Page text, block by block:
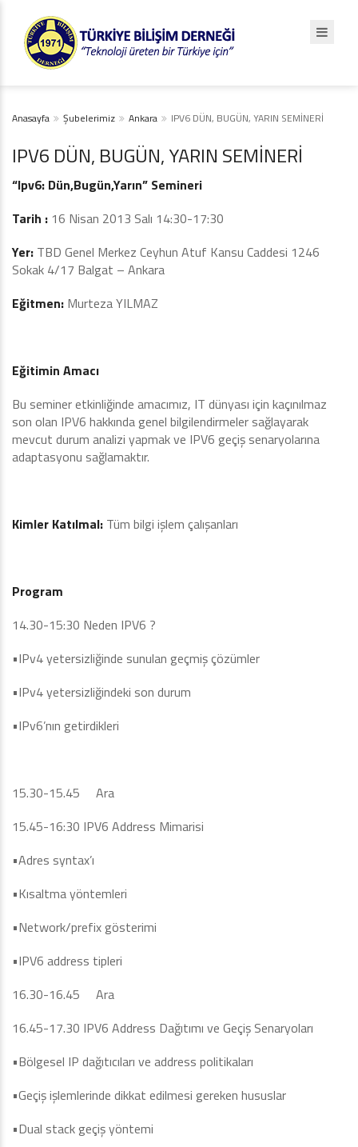
Anasayfa Şubelerimiz Ankara IPV6 DÜN, BUGÜN, YARIN SEMİNERİ
IPV6 DÜN, BUGÜN, YARIN SEMİNERİ
“Ipv6: Dün,Bugün,Yarın” Semineri
Tarih : 16 Nisan 2013 Salı 14:30-17:30
Yer: TBD Genel Merkez Ceyhun Atuf Kansu Caddesi 1246
Sokak 4/17 Balgat – Ankara
Eğitmen: Murteza YILMAZ
Eğitimin Amacı
Bu seminer etkinliğinde amacımız, IT dünyası için kaçınılmaz
son olan IPV6 hakkında genel bilgilendirmeler sağlayarak
mevcut durum analizi yapmak ve IPV6 geçiş senaryolarına
adaptasyonu sağlamaktır.
Kimler Katılmal: Tüm bilgi işlem çalışanları
Program
14.30-15:30 Neden IPV6 ?
•IPv4 yetersizliğinde sunulan geçmiş çözümler
•IPv4 yetersizliğindeki son durum
•IPv6’nın getirdikleri
15.30-15.45 Ara
15.45-16:30 IPV6 Address Mimarisi
•Adres syntax’ı
•Kısaltma yöntemleri
•Network/prefix gösterimi
•IPV6 address tipleri
16.30-16.45 Ara
16.45-17.30 IPV6 Address Dağıtımı ve Geçiş Senaryoları
•Bölgesel IP dağıtıcıları ve address politikaları
•Geçiş işlemlerinde dikkat edilmesi gereken hususlar
•Dual stack geçiş yöntemi